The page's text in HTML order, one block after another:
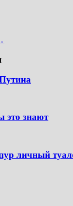
это знают
личный